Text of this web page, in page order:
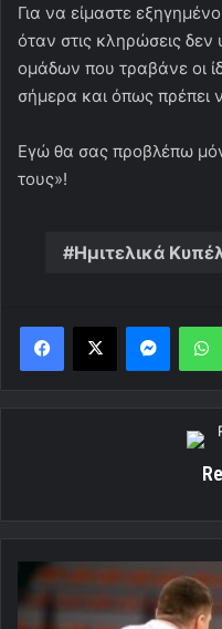
Για να είμαστε
όταν στις κληρώσεις
ομάδων που τραβάνε οι
σήμερα και όπως πρέπει
Εγώ θα σας προβλέπω
τους»!
Ημιτελικά
Aπίστευτο!
Ξυρίστηκε